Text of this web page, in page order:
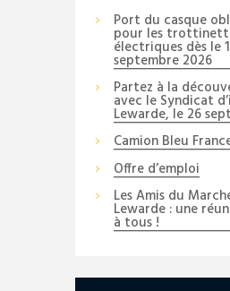
Port du casque
pour les
électriques dès le
septembre 2026
Partez à la
avec le Syndicat
Lewarde, le 26
Camion Bleu
Offre d’emploi
Les Amis du
Lewarde : une
à tous !